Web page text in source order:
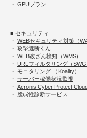
・ GPUプラン
■ セキュリティ
・ WEBセキュリティ対策（
・ 攻撃遮断くん
・ WEB改ざん検知（WMS)
・ URLフィルタリング（SWG
・ モニタリング （Koality）
・ サーバー稼働状況監視
・ Acronis Cyber Protect
・ 脆弱性診断サービス